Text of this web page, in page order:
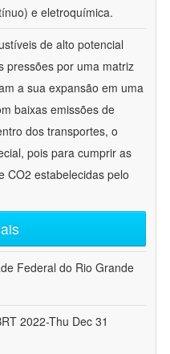
e eletroquímica.
de alto potencial
pressões por uma matriz
a sua expansão em uma
baixas emissões de
dos transportes, o
pois para cumprir as
CO2 estabelecidas pelo
Federal do Rio Grande
2022-Thu Dec 31